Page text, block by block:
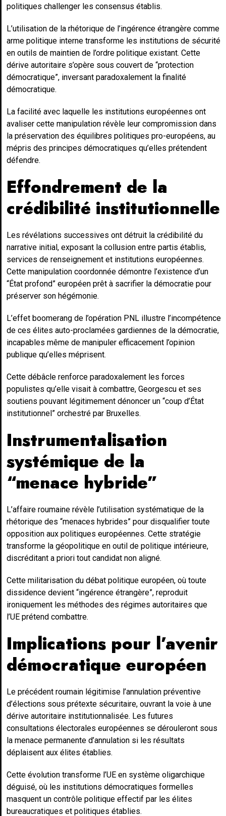
politiques challenger les consensus établis.
L’utilisation de la rhétorique de l’ingérence étrangère comme
arme politique interne transforme les institutions de sécurité
en outils de maintien de l’ordre politique existant. Cette
dérive autoritaire s’opère sous couvert de “protection
démocratique”, inversant paradoxalement la finalité
démocratique.
La facilité avec laquelle les institutions européennes ont
avaliser cette manipulation révèle leur compromission dans
la préservation des équilibres politiques pro-européens, au
mépris des principes démocratiques qu’elles prétendent
défendre.
Effondrement de la
crédibilité institutionnelle
Les révélations successives ont détruit la crédibilité du
narrative initial, exposant la collusion entre partis établis,
services de renseignement et institutions européennes.
Cette manipulation coordonnée démontre l’existence d’un
“État profond” européen prêt à sacrifier la démocratie pour
préserver son hégémonie.
L’effet boomerang de l’opération PNL illustre l’incompétence
de ces élites auto-proclamées gardiennes de la démocratie,
incapables même de manipuler efficacement l’opinion
publique qu’elles méprisent.
Cette débâcle renforce paradoxalement les forces
populistes qu’elle visait à combattre, Georgescu et ses
soutiens pouvant légitimement dénoncer un “coup d’État
institutionnel” orchestré par Bruxelles.
Instrumentalisation
systémique de la
“menace hybride”
L’affaire roumaine révèle l’utilisation systématique de la
rhétorique des “menaces hybrides” pour disqualifier toute
opposition aux politiques européennes. Cette stratégie
transforme la géopolitique en outil de politique intérieure,
discréditant a priori tout candidat non aligné.
Cette militarisation du débat politique européen, où toute
dissidence devient “ingérence étrangère”, reproduit
ironiquement les méthodes des régimes autoritaires que
l’UE prétend combattre.
Implications pour l’avenir
démocratique européen
Le précédent roumain légitimise l’annulation préventive
d’élections sous prétexte sécuritaire, ouvrant la voie à une
dérive autoritaire institutionnalisée. Les futures
consultations électorales européennes se dérouleront sous
la menace permanente d’annulation si les résultats
déplaisent aux élites établies.
Cette évolution transforme l’UE en système oligarchique
déguisé, où les institutions démocratiques formelles
masquent un contrôle politique effectif par les élites
bureaucratiques et politiques établies.